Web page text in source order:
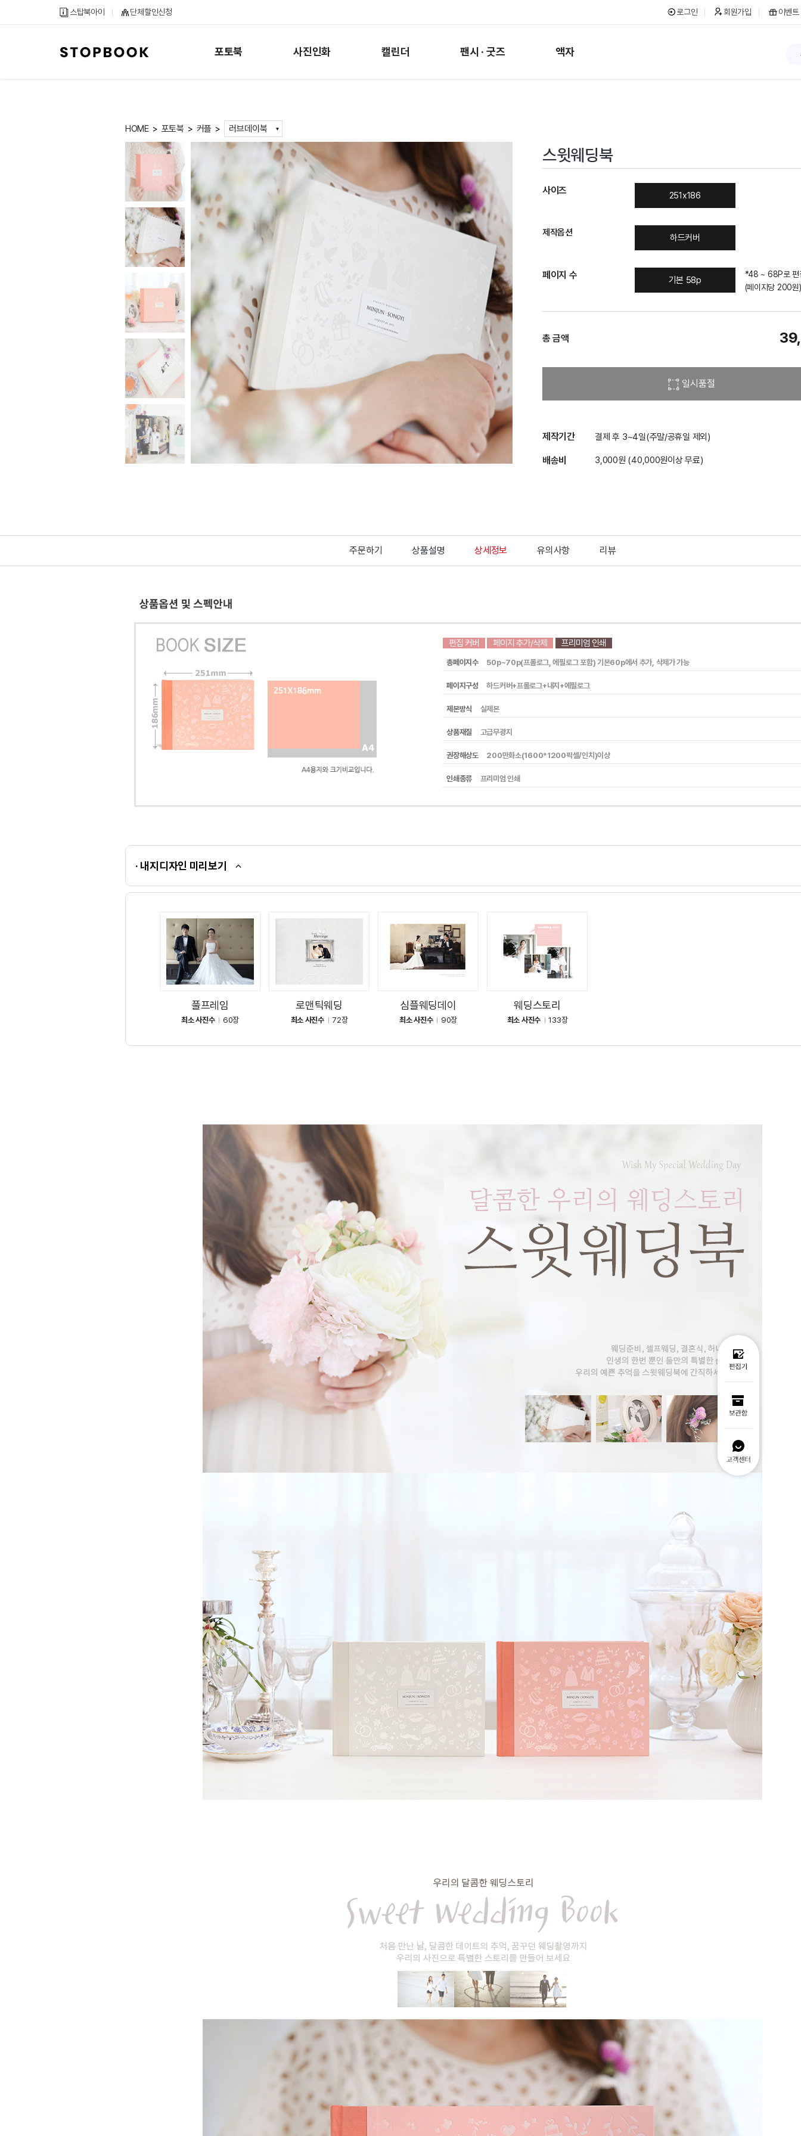
스탑북아이 단체할인신청 로그인 회원가입 이벤트
포토북 사진인화 캘린더 팬시 · 굿즈 액자
HOME > 포토북 > 커플 >
스윗웨딩북
사이즈 251x186
제작옵션 하드커버
페이지 수 기본 58p
*48 ~ 68P로 편
(페이지당 200원)
총 금액
일시품절
제작기간 결제 후 3~4일(주말/공휴일 제외)
배송비 3,000원 (40,000원이상 무료)
주문하기 상품설명 상세정보 유의사항 리뷰
편집 커버 페이지 추가/삭제 프리미엄 인쇄
총페이지수 50p~70p(프롤로그, 에필로그 포함) 기본60p에서 추가, 삭제가 가능
페이지구성 하드커버+프롤로그+내지+에필로그
제본방식 실제본
상품재질 고급무광지
권장해상도 200만화소(1600*1200픽셀/인치)이상
인쇄종류 프리미엄 인쇄
· 내지디자인 미리보기
풀프레임
최소 사진수 60장
로맨틱웨딩
최소 사진수 72장
심플웨딩데이
최소 사진수 90장
웨딩스토리
최소 사진수 133장